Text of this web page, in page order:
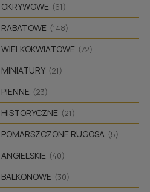
(61)
(148)
(72)
(21)
(23)
(21)
RUGOSA (5)
(40)
(30)